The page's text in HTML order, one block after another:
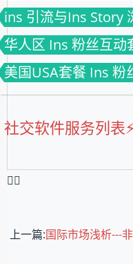
ins 引流与Ins Story
华人区 Ins 粉丝互动
美国USA套餐 Ins
社交软件服务列表
❤️‍🔥
上一篇:国际市场浅析---